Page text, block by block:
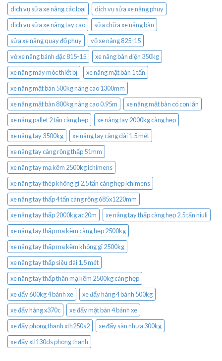
dịch vụ sửa xe nâng các loại
dịch vụ sửa xe nâng phuy
dịch vụ sửa xe nâng tay cao
sửa chữa xe nâng bàn
sửa xe nâng quay đổ phuy
vỏ xe nâng 825-15
vỏ xe nâng bánh đặc 815-15
xe nâng bàn điện 350kg
xe nâng máy móc thiết bị
xe nâng mặt bàn 1 tấn
xe nâng mặt bàn 500kg nâng cao 1300mm
xe nâng mặt bàn 800kg nâng cao 0.95m
xe nâng mặt bàn có con lăn
xe nâng pallet 2 tấn càng hẹp
xe nâng tay 2000kg càng hẹp
xe nâng tay 3500kg
xe nâng tay càng dài 1.5 mét
xe nâng tay càng rộng thấp 51mm
xe nâng tay mạ kẽm 2500kg ichimens
xe nâng tay thép không gỉ 2.5 tấn càng hẹp ichimens
xe nâng tay thấp 4 tấn càng rộng 685x1220mm
xe nâng tay thấp 2000kg ac20m
xe nâng tay thấp càng hẹp 2.5 tấn niuli
xe nâng tay thấp mạ kẽm càng hẹp 2500kg
xe nâng tay thấp mạ kẽm không gỉ 2500kg
xe nâng tay thấp siêu dài 1.5 mét
xe nâng tay thấp thân mạ kẽm 2500kg càng hẹp
xe đẩy 600kg 4 bánh xe
xe đẩy hàng 4 bánh 500kg
xe đẩy hàng x370c
xe đẩy mặt bàn 4 bánh xe
xe đẩy phong thạnh xth250s2
xe đẩy sàn nhựa 300kg
xe đẩy xtl130ds phong thạnh